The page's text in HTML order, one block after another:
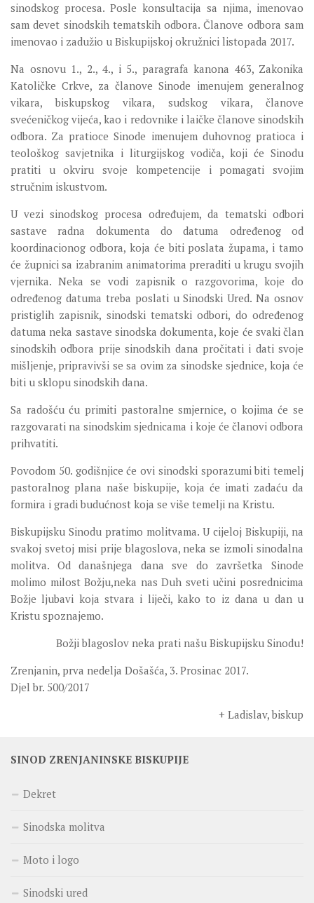
sinodskog procesa. Posle konsultacija sa njima, imenovao
sam devet sinodskih tematskih odbora. Članove odbora sam
imenovao i zadužio u Biskupijskoj okružnici listopada 2017.
Na osnovu 1., 2., 4., i 5., paragrafa kanona 463, Zakonika
Katoličke Crkve, za članove Sinode imenujem generalnog
vikara, biskupskog vikara, sudskog vikara, članove
svećeničkog vijeća, kao i redovnike i laičke članove sinodskih
odbora. Za pratioce Sinode imenujem duhovnog pratioca i
teološkog savjetnika i liturgijskog vodiča, koji će Sinodu
pratiti u okviru svoje kompetencije i pomagati svojim
stručnim iskustvom.
U vezi sinodskog procesa određujem, da tematski odbori
sastave radna dokumenta do datuma određenog od
koordinacionog odbora, koja će biti poslata župama, i tamo
će župnici sa izabranim animatorima preraditi u krugu svojih
vjernika. Neka se vodi zapisnik o razgovorima, koje do
određenog datuma treba poslati u Sinodski Ured. Na osnov
pristiglih zapisnik, sinodski tematski odbori, do određenog
datuma neka sastave sinodska dokumenta, koje će svaki član
sinodskih odbora prije sinodskih dana pročitati i dati svoje
mišljenje, pripravivši se sa ovim za sinodske sjednice, koja će
biti u sklopu sinodskih dana.
Sa radošću ću primiti pastoralne smjernice, o kojima će se
razgovarati na sinodskim sjednicama i koje će članovi odbora
prihvatiti.
Povodom 50. godišnjice će ovi sinodski sporazumi biti temelj
pastoralnog plana naše biskupije, koja će imati zadaću da
formira i gradi budućnost koja se više temelji na Kristu.
Biskupijsku Sinodu pratimo molitvama. U cijeloj Biskupiji, na
svakoj svetoj misi prije blagoslova, neka se izmoli sinodalna
molitva. Od današnjega dana sve do završetka Sinode
molimo milost Božju,neka nas Duh sveti učini posrednicima
Božje ljubavi koja stvara i liječi, kako to iz dana u dan u
Kristu spoznajemo.
Božji blagoslov neka prati našu Biskupijsku Sinodu!
Zrenjanin, prva nedelja Došašća, 3. Prosinac 2017.
Djel br. 500/2017
+ Ladislav, biskup
SINOD ZRENJANINSKE BISKUPIJE
Dekret
Sinodska molitva
Moto i logo
Sinodski ured